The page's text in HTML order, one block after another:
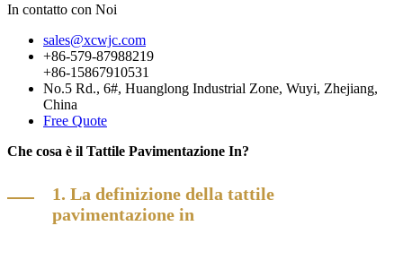
In contatto con Noi
sales@xcwjc.com
+86-579-87988219
+86-15867910531
No.5 Rd., 6#, Huanglong Industrial Zone, Wuyi, Zhejiang,
China
Free Quote
Che cosa è il Tattile Pavimentazione In?
1. La definizione della tattile
pavimentazione in